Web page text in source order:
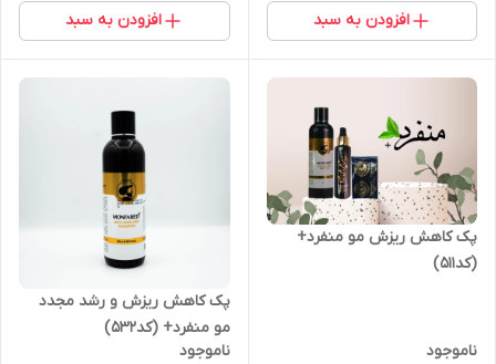
افزودن به سبد افزودن به سبد
پک کاهش ریزش مو منفرد+
(کد511)
ناموجود
پک کاهش ریزش و رشد مجدد
مو منفرد+ (کد532)
ناموجود